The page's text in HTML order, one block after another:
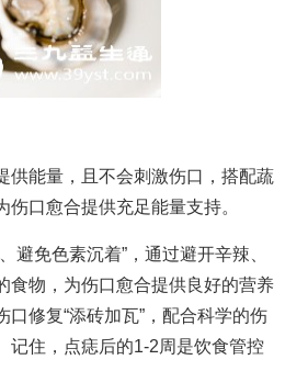
能量，且不会刺激伤口，搭配蔬
口愈合提供充足能量支持。
免色素沉着”，通过避开辛辣、
食物，为伤口愈合提供良好的营养
修复“添砖加瓦”，配合科学的伤
记住，点痣后的1-2周是饮食管控